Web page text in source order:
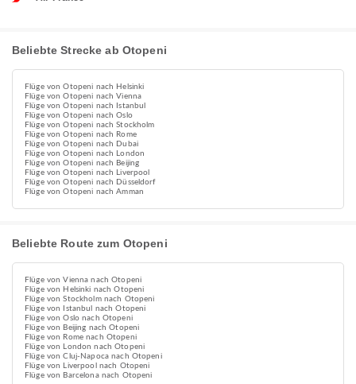
Beliebte Strecke ab Otopeni
Flüge von Otopeni nach Helsinki
Flüge von Otopeni nach Vienna
Flüge von Otopeni nach Istanbul
Flüge von Otopeni nach Oslo
Flüge von Otopeni nach Stockholm
Flüge von Otopeni nach Rome
Flüge von Otopeni nach Dubai
Flüge von Otopeni nach London
Flüge von Otopeni nach Beijing
Flüge von Otopeni nach Liverpool
Flüge von Otopeni nach Düsseldorf
Flüge von Otopeni nach Amman
Beliebte Route zum Otopeni
Flüge von Vienna nach Otopeni
Flüge von Helsinki nach Otopeni
Flüge von Stockholm nach Otopeni
Flüge von Istanbul nach Otopeni
Flüge von Oslo nach Otopeni
Flüge von Beijing nach Otopeni
Flüge von Rome nach Otopeni
Flüge von London nach Otopeni
Flüge von Cluj-Napoca nach Otopeni
Flüge von Liverpool nach Otopeni
Flüge von Barcelona nach Otopeni